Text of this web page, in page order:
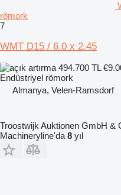
römork
7
WMT D15 / 6.0 x 2.45
494.700 TL
Endüstriyel römork
Almanya, Velen-Ramsdorf
Troostwijk Auktionen GmbH &
Machineryline'da 8 yıl